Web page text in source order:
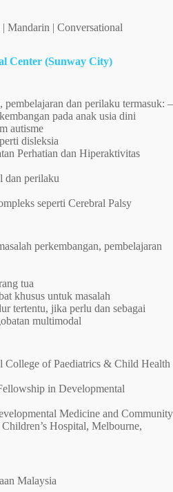
Mandarin | Conversational
Center (Sunway City)
pembelajaran dan perilaku termasuk: –
pada anak usia dini
autisme
disleksia
Perhatian dan Hiperaktivitas
dan perilaku
seperti Cerebral Palsy
perkembangan, pembelajaran
tua
khusus untuk masalah
tertentu, jika perlu dan sebagai
multimodal
College of Paediatrics & Child Health
in Developmental
Medicine and Community
Hospital, Melbourne,
Malaysia